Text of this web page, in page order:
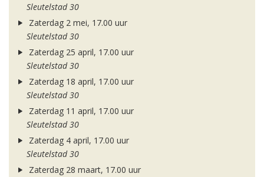
Sleutelstad 30
Zaterdag 2 mei, 17.00 uur
Sleutelstad 30
Zaterdag 25 april, 17.00 uur
Sleutelstad 30
Zaterdag 18 april, 17.00 uur
Sleutelstad 30
Zaterdag 11 april, 17.00 uur
Sleutelstad 30
Zaterdag 4 april, 17.00 uur
Sleutelstad 30
Zaterdag 28 maart, 17.00 uur